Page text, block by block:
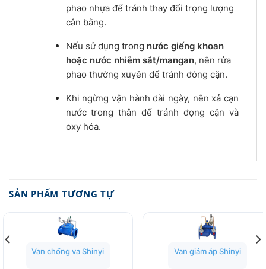
phao nhựa để tránh thay đổi trọng lượng
cân bằng.
Nếu sử dụng trong nước giếng khoan
hoặc nước nhiễm sắt/mangan, nên rửa
phao thường xuyên để tránh đóng cặn.
Khi ngừng vận hành dài ngày, nên xả cạn
nước trong thân để tránh đọng cặn và
oxy hóa.
SẢN PHẨM TƯƠNG TỰ
Van chống va Shinyi Van giảm áp Shinyi